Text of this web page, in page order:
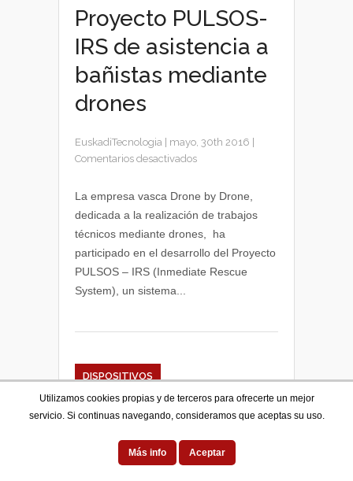
Proyecto PULSOS-
IRS de asistencia a
bañistas mediante
drones
EuskadiTecnologia mayo, 30th 2016
Comentarios desactivadosen
PULSOS-
asistencia
a
bañistas
La empresa vasca Drone by Drone,
dedicada a la realización de trabajos
técnicos mediante drones, ha
participado en el desarrollo del Proyecto
PULSOS – IRS (Inmediate Rescue
System), un sistema...
DISPOSITIVOS
Utilizamos cookies propias y de terceros para ofrecerte un mejor
servicio. Si continuas navegando, consideramos que aceptas su uso.
Más info Aceptar